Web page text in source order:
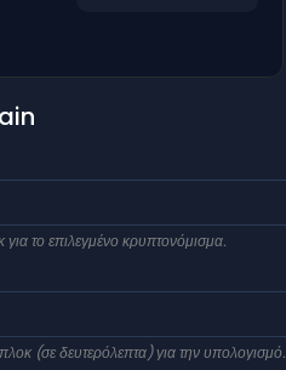
το επιλεγμένο κρυπτονόμισμα.
(σε δευτερόλεπτα) για την υπολογισμό.